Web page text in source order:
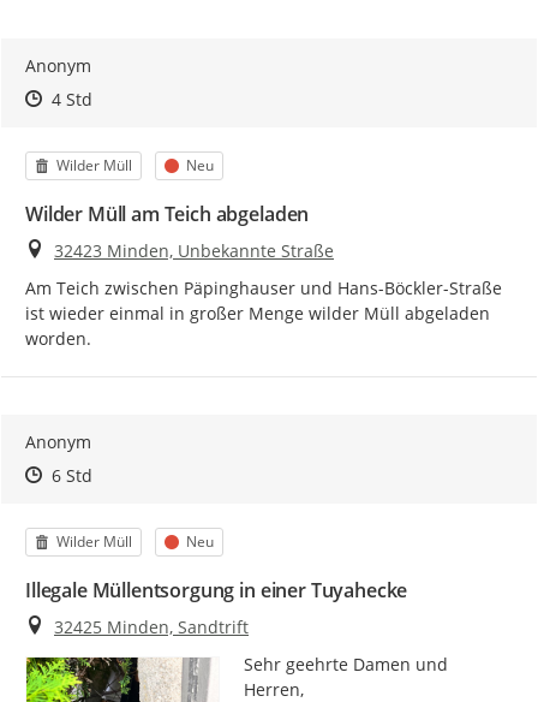
Anonym
Zeitpunkt des Erstellens
Zeitpunkt des Erstellens
4 StdZur Äußerung
Kategorie
Wilder Müll Status
Neu
Wilder Müll am Teich abgeladen
Ort
32423 Minden, Unbekannte Straße
Am Teich zwischen Päpinghauser und Hans-Böckler-Straße
ist wieder einmal in großer Menge wilder Müll abgeladen
worden.
Anonym
Zeitpunkt des Erstellens
Zeitpunkt des Erstellens
6 StdZur Äußerung
Kategorie
Wilder Müll Status
Neu
Illegale Müllentsorgung in einer Tuyahecke
Ort
32425 Minden, Sandtrift
Sehr geehrte Damen und
Herren,